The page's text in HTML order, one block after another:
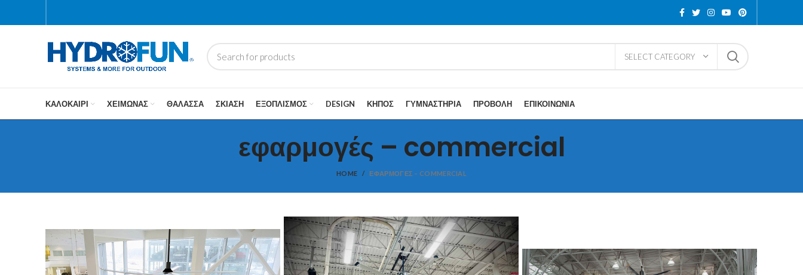
SELECT CATEGORY
ΚΑΛΟΚΑΊΡΙ ΧΕΙΜΏΝΑΣ ΘΆΛΑΣΣΑ ΣΚΊΑΣΗ ΕΞΟΠΛΙΣΜΌΣ DESIGN ΚΉΠΟΣ ΓΥΜΝΑΣΤΉΡΙΑ ΠΡΟΒΟΛΉ ΕΠΙΚΟΙΝΩΝΙΑ
εφαρμογές – commercial
HOME ΕΦΑΡΜΟΓΈΣ – COMMERCIAL